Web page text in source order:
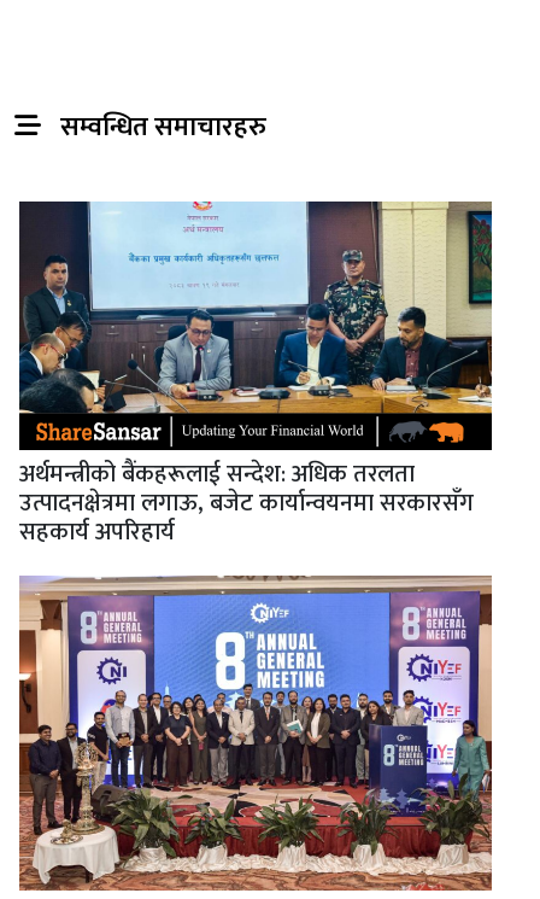
सम्वन्धित समाचारहरु
अर्थमन्त्रीको बैंकहरूलाई सन्देश: अधिक तरलता
उत्पादनक्षेत्रमा लगाऊ, बजेट कार्यान्वयनमा सरकारसँग
सहकार्य अपरिहार्य